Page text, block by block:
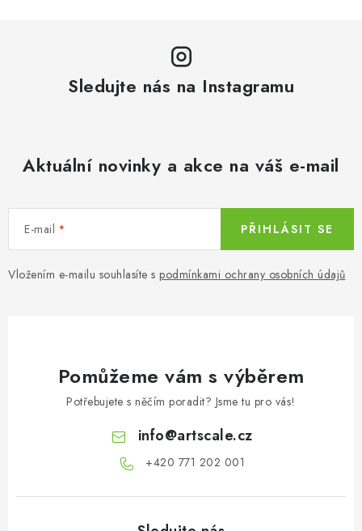
Sledujte nás na Instagramu
Aktuální novinky a akce na váš e-mail
E-mail
Vložením e-mailu souhlasíte s podmínkami ochrany osobních údajů
PŘIHLÁSIT SE
Pomůžeme vám s výběrem
Potřebujete s něčím poradit? Jsme tu pro vás!
info@artscale.cz
+420 771 202 001​